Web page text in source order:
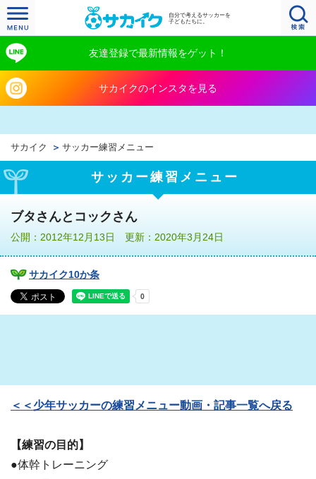
自分で考えるサッカーを
子どもたちに。
友達登録で最新情報をゲット！
サカイクのインスタを見る
サカイク サッカー練習メニュー
サッカー練習メニュー
ブタさんとコックさん
公開：2012年12月13日 更新：2020年3月24日
サカイク10か条
＜＜少年サッカーの練習メニュー動画・記事一覧へ戻る
【練習の目的】
●体幹トレーニング